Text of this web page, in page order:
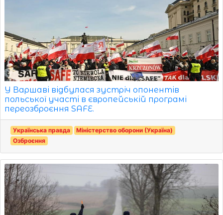
У Варшаві відбулася зустріч опонентів
польської участі в європейській програмі
переозброєння SAFE.
Українська правда
Міністерство оборони (Україна)
Озброєння